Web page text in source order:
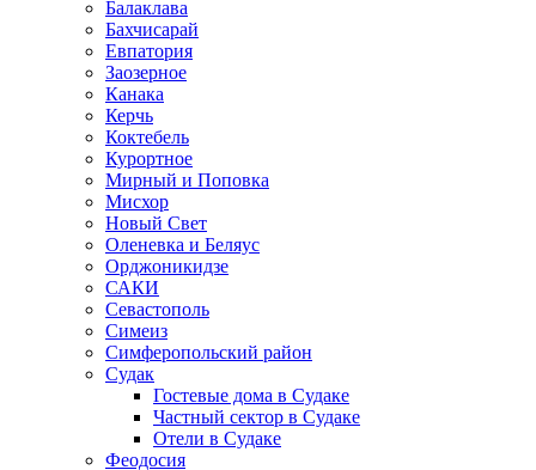
Балаклава
Бахчисарай
Евпатория
Заозерное
Канака
Керчь
Коктебель
Курортное
Мирный и Поповка
Мисхор
Новый Свет
Оленевка и Беляус
Орджоникидзе
САКИ
Севастополь
Симеиз
Симферопольский район
Судак
Гостевые дома в Судаке
Частный сектор в Судаке
Отели в Судаке
Феодосия